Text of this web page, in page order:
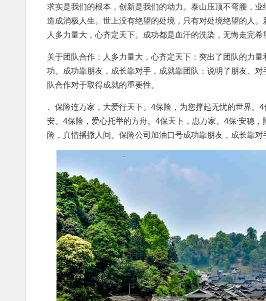
求实是我们的根本，创新是我们的动力。泰山压顶不弯腰，
造成消极人生。世上没有绝望的处境，只有对处境绝望的人
人多力量大，心齐定天下。成功都是血汗的洗染，无悔走完希
关于团队合作：人多力量大，心齐定天下：突出了团队的力
功。成功靠朋友，成长靠对手，成就靠团队：说明了朋友、
队合作对于取得成就的重要性。
、保险连万家，大爱行天下。4保险，为您撑起无忧的世界
安。4保险，爱心托举的方舟。4保天下，惠万家。4保·安稳
险，真情播撒人间。保险公司加油口号成功靠朋友，成长靠对